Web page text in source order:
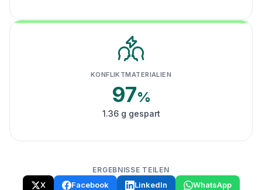
KONFLIKTMATERIALIEN
97%
1.36 g gespart
ERGEBNISSE TEILEN
X Facebook LinkedIn
WhatsApp